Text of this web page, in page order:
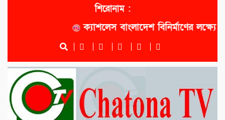
শিরোনাম :
ক্যাশলেস বাংলাদেশ বিনির্মাণের লক্ষ্যে